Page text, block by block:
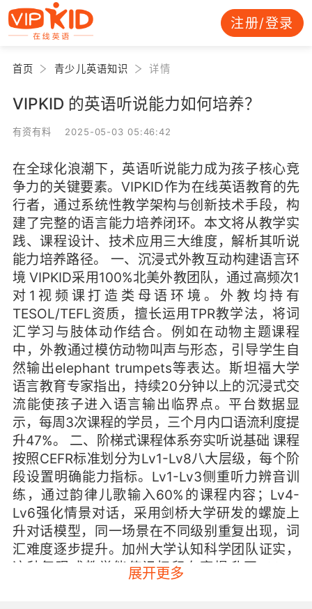
注册/登录
首页 青少儿英语知识 详情
VIPKID 的英语听说能力如何培养？
有资有料 2025-05-03 05:46:42
在全球化浪潮下，英语听说能力成为孩子核心竞
争力的关键要素。VIPKID作为在线英语教育的先
行者，通过系统性教学架构与创新技术手段，构
建了完整的语言能力培养闭环。本文将从教学实
践、课程设计、技术应用三大维度，解析其听说
能力培养路径。 一、沉浸式外教互动构建语言环
境 VIPKID采用100%北美外教团队，通过高频次1
对1视频课打造类母语环境。外教均持有
TESOL/TEFL资质，擅长运用TPR教学法，将词
汇学习与肢体动作结合。例如在动物主题课程
中，外教通过模仿动物叫声与形态，引导学生自
然输出elephant trumpets等表达。斯坦福大学
语言教育专家指出，持续20分钟以上的沉浸式交
流能使孩子进入语言输出临界点。平台数据显
示，每周3次课程的学员，三个月内口语流利度提
升47%。 二、阶梯式课程体系夯实听说基础 课程
按照CEFR标准划分为Lv1-Lv8八大层级，每个阶
段设置明确能力指标。Lv1-Lv3侧重听力辨音训
练，通过韵律儿歌输入60%的课程内容；Lv4-
Lv6强化情景对话，采用剑桥大学研发的螺旋上
升对话模型，同一场景在不同级别重复出现，词
汇难度逐步提升。加州大学认知科学团队证实，
这种复现式教学能使记忆留存率提升至79%。
Lv7-Lv8则引入辩论演讲模块，配备AI语音评分
展开更多